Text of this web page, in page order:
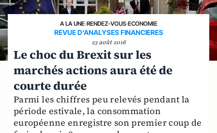
A LA UNE›RENDEZ-VOUS›ECONOMIE
REVUE D'ANALYSES FINANCIERES
23 août 2016
Le choc du Brexit sur les
marchés actions aura été de
courte durée
Parmi les chiffres peu relevés pendant la
période estivale, la consommation
européenne enregistre son premier coup de